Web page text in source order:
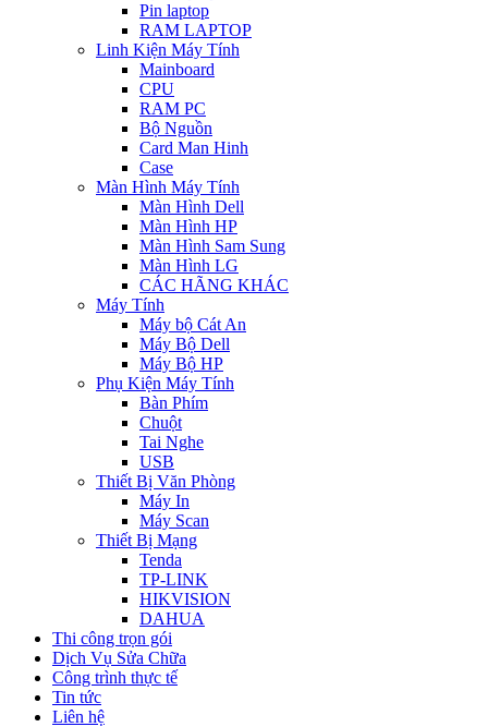
Pin laptop
RAM LAPTOP
Linh Kiện Máy Tính
Mainboard
CPU
RAM PC
Bộ Nguồn
Card Man Hinh
Case
Màn Hình Máy Tính
Màn Hình Dell
Màn Hình HP
Màn Hình Sam Sung
Màn Hình LG
CÁC HÃNG KHÁC
Máy Tính
Máy bộ Cát An
Máy Bộ Dell
Máy Bộ HP
Phụ Kiện Máy Tính
Bàn Phím
Chuột
Tai Nghe
USB
Thiết Bị Văn Phòng
Máy In
Máy Scan
Thiết Bị Mạng
Tenda
TP-LINK
HIKVISION
DAHUA
Thi công trọn gói
Dịch Vụ Sửa Chữa
Công trình thực tế
Tin tức
Liên hệ